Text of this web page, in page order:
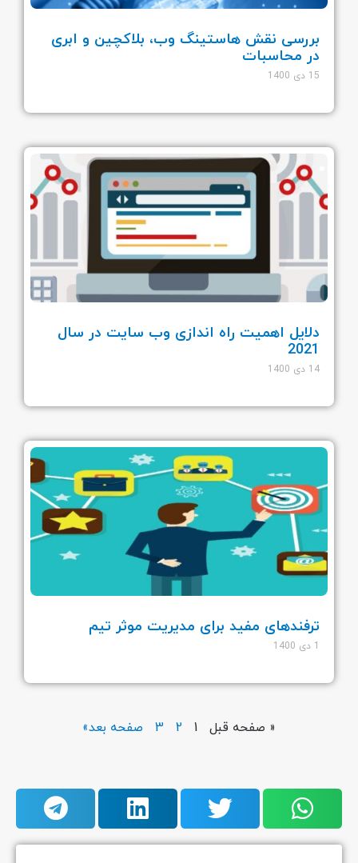
بررسی نقش هاستینگ وب، بلاکچین و ابری
در محاسبات
15 دی 1400
دلایل اهمیت راه اندازی وب سایت در سال
2021
14 دی 1400
ترفندهای مفید برای مدیریت موثر تیم
« صفحه قبل 2
3 صفحه بعد»